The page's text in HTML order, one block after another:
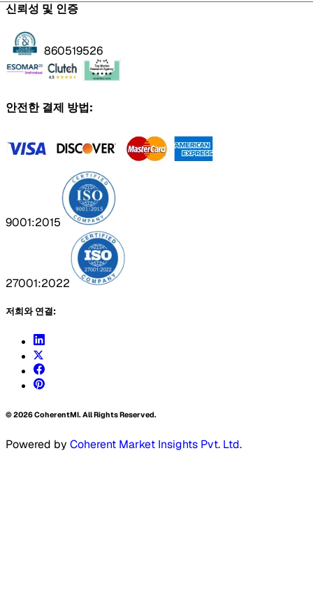
신뢰성 및 인증
860519526
안전한 결제 방법:
9001:2015
27001:2022
저희와 연결:
©2026CoherentMI. All Rights Reserved.
Powered by Coherent Market Insights Pvt. Ltd.